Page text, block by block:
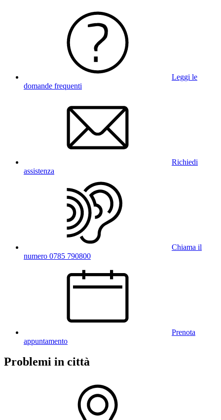
Leggi le
domande frequenti
Richiedi
assistenza
Chiama il
numero 0785 790800
Prenota
appuntamento
Problemi in città